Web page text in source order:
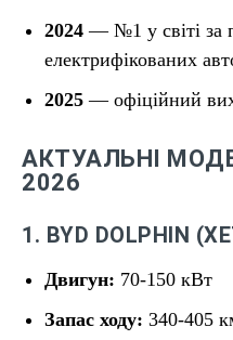
2024 — №1 у світі за
електрифікованих
2025 — офіційний
АКТУАЛЬНІ
2026
1. BYD DOLPHIN
Двигун: 70-150 кВт
Запас ходу: 340-405